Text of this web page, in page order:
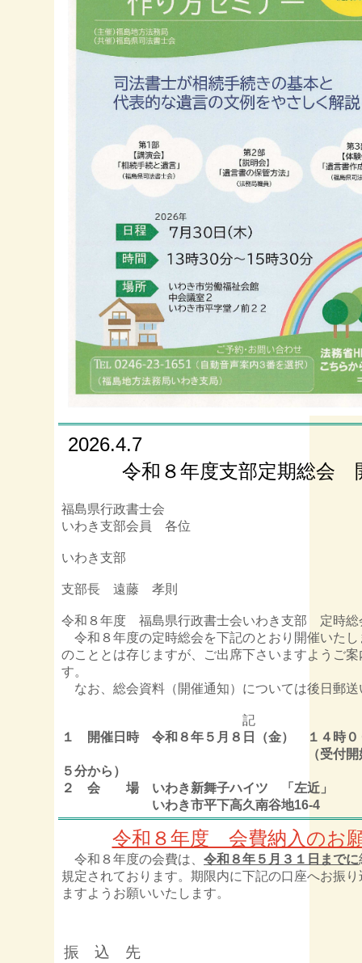
2026.4.7
令和８年度支部定期総会
福島県行政書士会
いわき支部会員 各位
いわき支部
支部長 遠藤 孝則
令和８年度 福島県行政書士会いわき支部 定時総
令和８年度の定時総会を下記のとおり開催いたし
のこととは存じますが、ご出席下さいますようご
す。
なお、総会資料（開催通知）については後日郵送
記
１ 開催日時 令和８年５月８日（金） １４時０
（受付開始：１
５分から）
２ 会 場 いわき新舞子ハイツ 「左近」
いわき市平下高久南谷地16-4
令和８年度 会費納入のお
令和８年度の会費は、 令和８年５月３１日までに
規定されております。期限内に下記の口座へお振
ますようお願いいたします。
振 込 先